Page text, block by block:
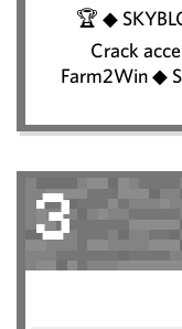
🏆 ◆
Crack
Farm2Win ◆
3